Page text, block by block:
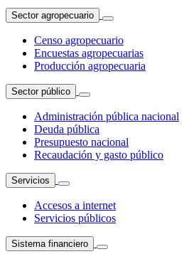
Sector agropecuario
Censo agropecuario
Encuestas agropecuarias
Producción agropecuaria
Sector público
Administración pública nacional
Deuda pública
Presupuesto nacional
Recaudación y gasto público
Servicios
Accesos a internet
Servicios públicos
Sistema financiero